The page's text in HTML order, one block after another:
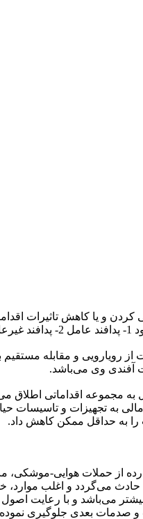
کردن و یا کاهش تاثیرات
از رویارویی و مقابله
آفندی وی می‌باشد.
به مجموعه اقداماتی اطلاق
به تجهیزات و تاسیسات
را به حداقل ممکن کاهش داد.
از حملات هوایی-موشکی،
حادث می‌گردد و اغلب
بیشتر می‌باشد و با رعایت
بعدی جلوگیری نموده و